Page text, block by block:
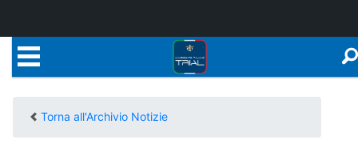
Torna all'Archivio Notizie